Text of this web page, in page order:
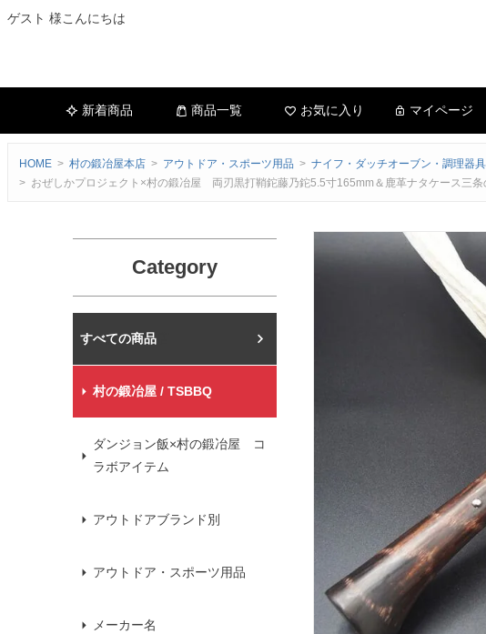
ゲスト 様こんにちは
新着商品 商品一覧 お気に入り マイページ
HOME 村の鍛冶屋本店 アウトドア・スポーツ用品 ナイフ・ダッチオーブン・調理器具
おぜしかプロジェクト×村の鍛冶屋 両刃黒打鞘鉈藤乃鉈5.5寸165mm＆鹿革ナタケース三条
Category
村の鍛冶屋本店
村の鍛冶屋 / TSBBQ
ダンジョン飯×村の鍛冶屋 コ
ラボアイテム
アウトドアブランド別
アウトドア・スポーツ用品
メーカー名